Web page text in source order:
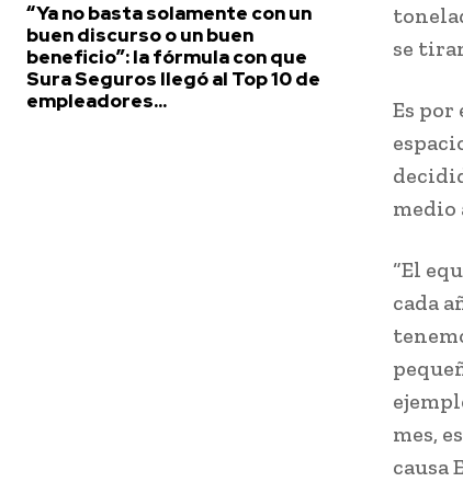
“Ya no basta solamente con un
buen discurso o un buen
beneficio”: la fórmula con que
Sura Seguros llegó al Top 10 de
empleadores...
se
Es por
medio
“El
cada
mes,
causa